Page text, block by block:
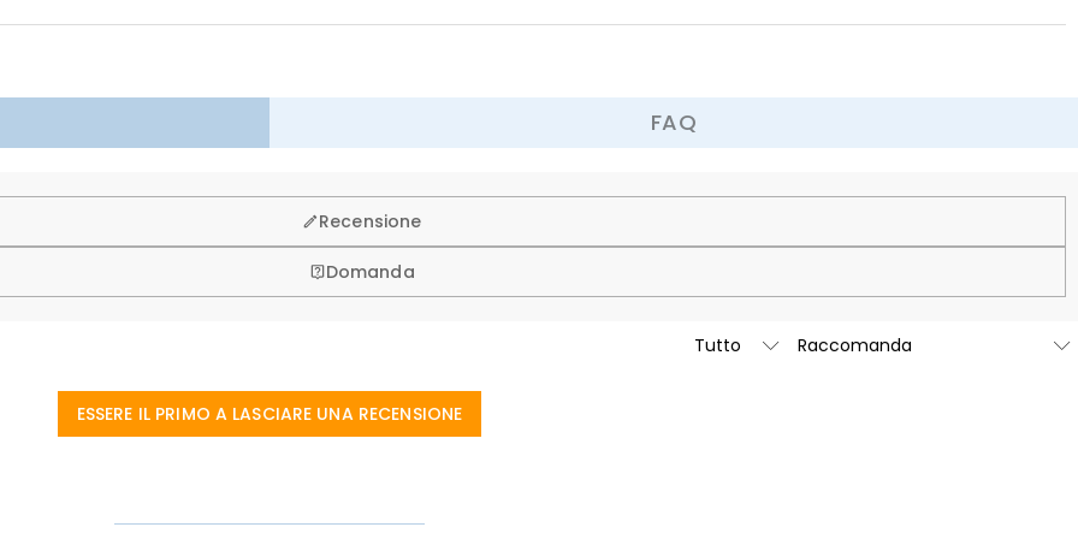
FAQ
Recensione
Domanda
ESSERE IL PRIMO A LASCIARE UNA RECENSIONE